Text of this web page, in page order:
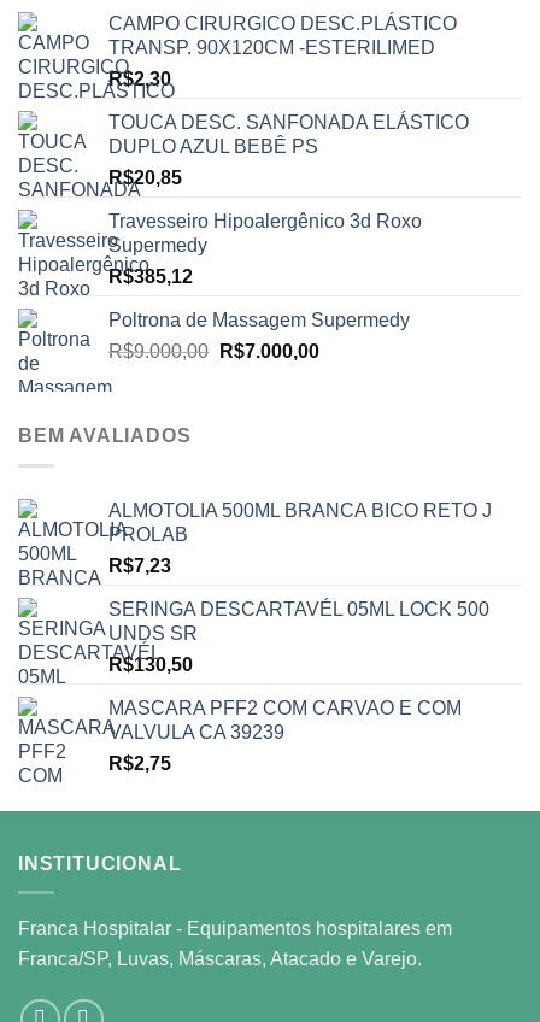
CAMPO CIRURGICO DESC.PLÁSTICO
TRANSP. 90X120CM -ESTERILIMED
R$2,30
TOUCA DESC. SANFONADA ELÁSTICO
DUPLO AZUL BEBÊ PS
R$20,85
Travesseiro Hipoalergênico 3d Roxo
Supermedy
R$385,12
Poltrona de Massagem Supermedy
R$9.000,00 O
R$7.000,00O
BEM AVALIADOS
ALMOTOLIA 500ML BRANCA BICO RETO J
PROLAB
R$7,23
SERINGA DESCARTAVÉL 05ML LOCK 500
UNDS SR
R$130,50
MASCARA PFF2 COM CARVAO E COM
VALVULA CA 39239
R$2,75
INSTITUCIONAL
Franca Hospitalar - Equipamentos hospitalares em
Franca/SP, Luvas, Máscaras, Atacado e Varejo.